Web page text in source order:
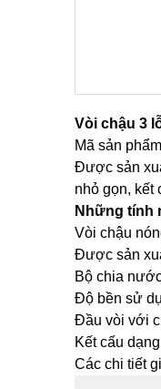
Vòi chậu 3
Mã sản
Được sản
nhỏ gọn, kết
Những tính
Vòi chậu
Được sản
Bộ chia
Độ bền sử
Đầu vòi với
Kết cấu
Các chi tiết